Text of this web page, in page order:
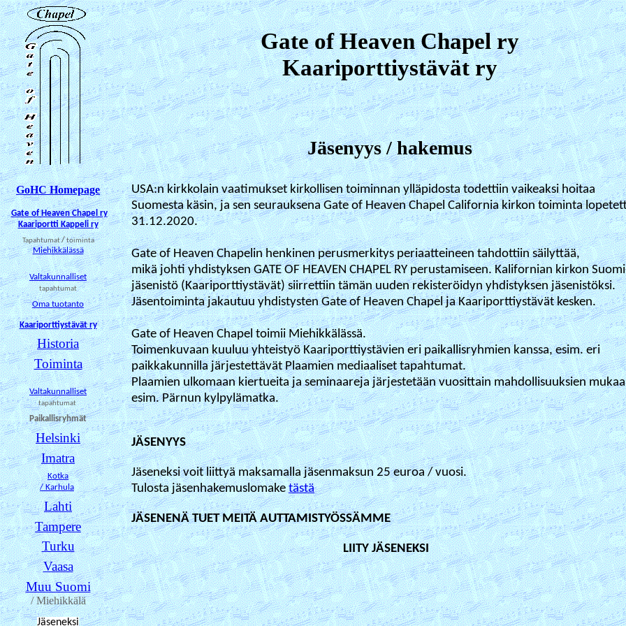
GoHC Homepage
Gate of Heaven Chapel ry
Kaariportti Kappeli ry
Tapahtumat/toiminta
Miehikkälässä
Valtakunnalliset
tapahtumat
Oma tuotanto
Kaariporttiystävät ry
Historia
Toiminta
Valtakunnalliset
tapahtumat
Paikallisryhmät
Helsinki
Imatra
Kotka
/ Karhula
Lahti
Tampere
Turku
Vaasa
Muu Suomi
/ Miehikkälä
Jäseneksi
Gate of Heaven Chapel ry
Kaariporttiystävät ry
Jäsenyys / hakemus
USA:n kirkkolain vaatimukset kirkollisen toiminnan ylläpidosta todettiin vaikeaksihoitaa
Suomesta käsin, ja sen seurauksenaGate of Heaven Chapel California kirkon toiminta
31.12.2020.
Gate of Heaven Chapelin henkinen perusmerkitys periaatteineen tahdottiin säilyttää,
mikä johti yhdistyksen GATE OF HEAVEN CHAPEL RY perustamiseen. Kalifornian kirkon
jäsenistö (Kaariporttiystävät) siirrettiin tämän uuden rekisteröidyn yhdistyksen jäsenistöksi.
Jäsentoiminta jakautuu yhdistysten Gate of Heaven Chapel ja Kaariporttiystävät kesken.
Gate of Heaven Chapel toimii Miehikkälässä.
Toimenkuvaan kuuluu yhteistyö Kaariporttiystävien eri paikallisryhmien kanssa, esim. eri
paikkakunnilla järjestettävät Plaamien mediaaliset tapahtumat.
Plaamien ulkomaan kiertueita ja seminaareja järjestetään vuosittain mahdollisuuksien
esim. Pärnun kylpylämatka.
JÄSENYYS
Jäseneksi voit liittyä maksamalla jäsenmaksun 25 euroa / vuosi.
Tulosta jäsenhakemuslomaketästä
JÄSENENÄ TUET MEITÄ AUTTAMISTYÖSSÄMME
LIITY JÄSENEKSI